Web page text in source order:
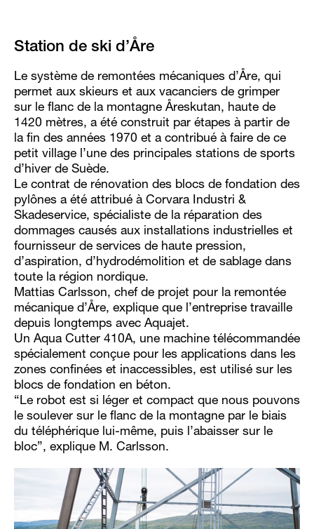
Station de ski d’Åre
Le système de remontées mécaniques d’Åre, qui
permet aux skieurs et aux vacanciers de grimper
sur le flanc de la montagne Åreskutan, haute de
1420 mètres, a été construit par étapes à partir de
la fin des années 1970 et a contribué à faire de ce
petit village l’une des principales stations de sports
d’hiver de Suède.
Le contrat de rénovation des blocs de fondation des
pylônes a été attribué à Corvara Industri &
Skadeservice, spécialiste de la réparation des
dommages causés aux installations industrielles et
fournisseur de services de haute pression,
d’aspiration, d’hydrodémolition et de sablage dans
toute la région nordique.
Mattias Carlsson, chef de projet pour la remontée
mécanique d’Åre, explique que l’entreprise travaille
depuis longtemps avec Aquajet.
Un Aqua Cutter 410A, une machine télécommandée
spécialement conçue pour les applications dans les
zones confinées et inaccessibles, est utilisé sur les
blocs de fondation en béton.
“Le robot est si léger et compact que nous pouvons
le soulever sur le flanc de la montagne par le biais
du téléphérique lui-même, puis l’abaisser sur le
bloc”, explique M. Carlsson.